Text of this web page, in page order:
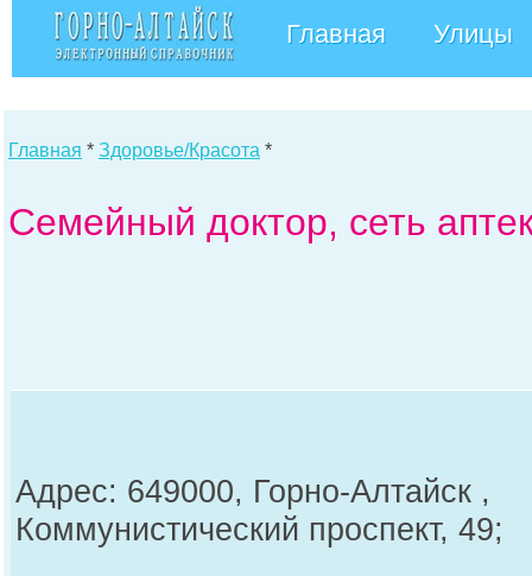
Главная Улицы
Главная * Здоровье/Красота *
Семейный доктор, сеть
Адрес: 649000, Горно-Алтайск ,
Коммунистический проспект, 49;